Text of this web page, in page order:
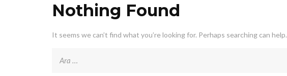
Nothing Found
It seems we can’t find what you’re looking for. Perhaps searching can help.